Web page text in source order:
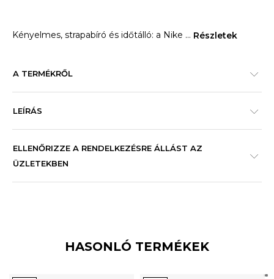
Kényelmes, strapabíró és időtálló: a Nike ... Részletek
A TERMÉKRŐL
LEÍRÁS
ELLENŐRIZZE A RENDELKEZÉSRE ÁLLÁST AZ
ÜZLETEKBEN
HASONLÓ TERMÉKEK